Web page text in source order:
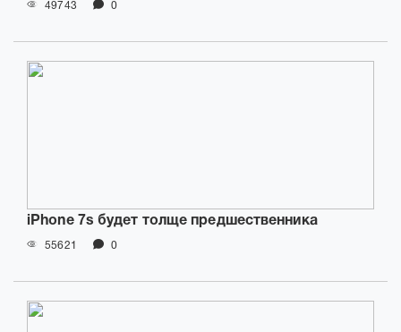
49743 0
iPhone 7s будет толще предшественника
55621 0